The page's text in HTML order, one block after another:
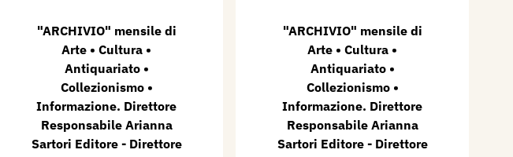
"ARCHIVIO" mensile di
Arte • Cultura •
Antiquariato •
Collezionismo •
Informazione. Direttore
Responsabile Arianna
Sartori Editore - Direttore
"ARCHIVIO" mensile di
Arte • Cultura •
Antiquariato •
Collezionismo •
Informazione. Direttore
Responsabile Arianna
Sartori Editore - Direttore